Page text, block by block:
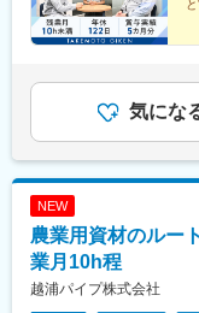
と
気にな
NEW
農業用資材のルー
業月10h程
越浦パイプ株式会社